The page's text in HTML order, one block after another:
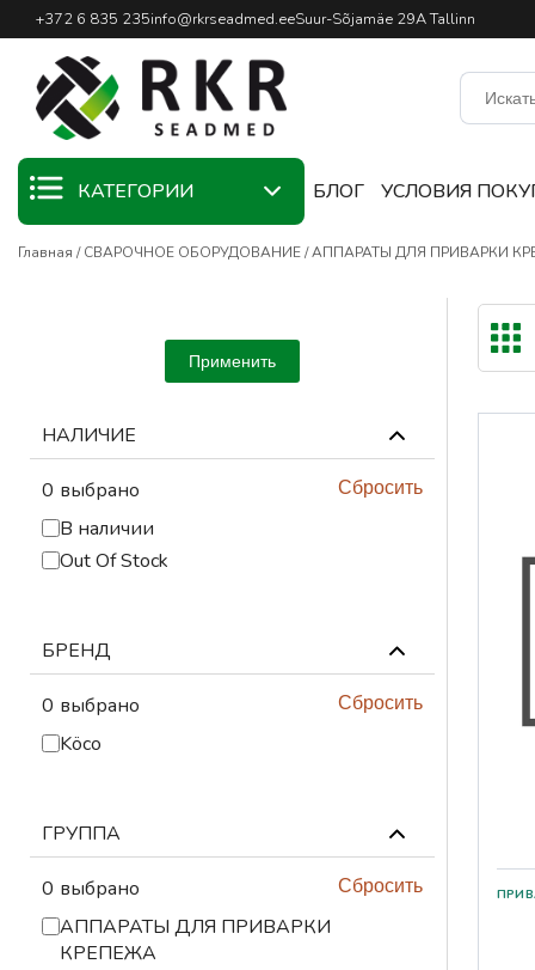
Профессиональный
+372 6 835 235info@rkrseadmed.eeSuur-Sõjamäe 29A Tallinn
КАТЕГОРИИ
KAMPAANIA
МАТЕРИАЛЫ
СВАРОЧНЫЕ
СВАРОЧНОЕ
ОБОРУДОВАНИЕ
СВАРОЧНЫЕ
ПРИНАДЛЕЖНОСТИ
СИЗЫ
СВАРОЧНЫЙ СТОЛ И
ПРИСПОСОБЛЕНИЯ
ЛЕНТОЧНОПИЛЬНЫЕ
СТАНКИ И ПОЛОТНА
БЛОГ УСЛОВИЯ
Главная СВАРОЧНОЕ ОБОРУДОВАНИЕ АППАРАТЫ ДЛЯ ПРИВАРКИ
Применить
НАЛИЧИЕ
0 выбрано Сбросить
В наличии
Out Of Stock
БРЕНД
0 выбрано Сбросить
Köco
ГРУППА
0 выбрано Сбросить
АППАРАТЫ ДЛЯ ПРИВАРКИ
КРЕПЕЖА